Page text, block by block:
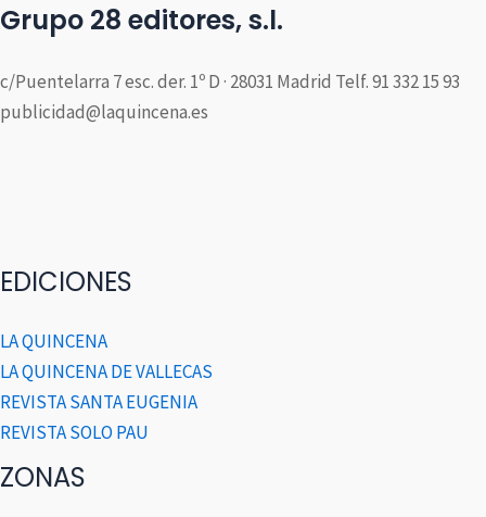
Grupo 28 editores, s.l.
c/Puentelarra 7 esc. der. 1º D · 28031 Madrid Telf. 91 332 15 93
publicidad@laquincena.es
EDICIONES
LA QUINCENA
LA QUINCENA DE VALLECAS
REVISTA SANTA EUGENIA
REVISTA SOLO PAU
ZONAS